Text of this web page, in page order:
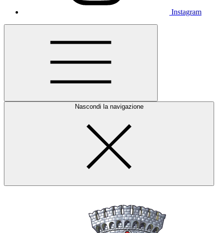
Instagram
Nascondi la navigazione